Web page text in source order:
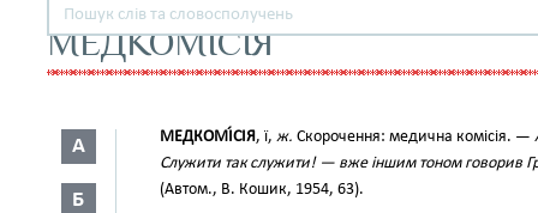
МЕДКОМІСІЯ
А
Б
МЕДКОМІ́СІЯ, ї, ж. Скорочення: медична комісія. —
Служити так служити! — вже іншим тоном говорив
(Автом., В. Кошик, 1954, 63).